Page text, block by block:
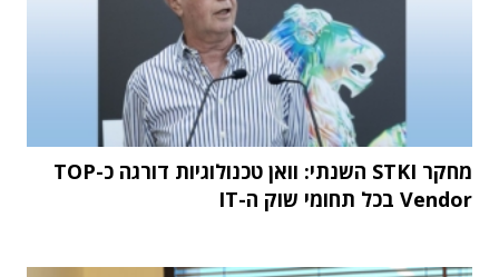
מחקר STKI השנתי: וואן טכנולוגיות דורגה כ-TOP
Vendor בכל תחומי שוק ה-IT